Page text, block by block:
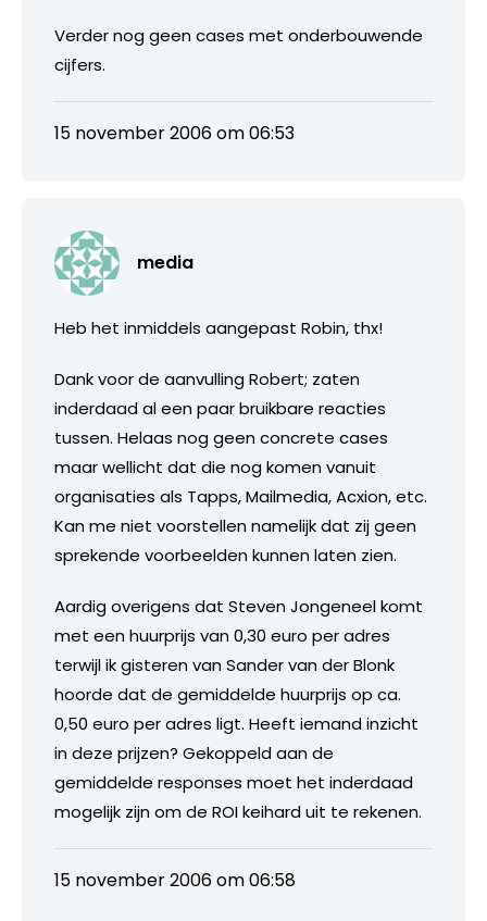
Verder nog geen cases met onderbouwende
cijfers.
15 november 2006 om 06:53
media
Heb het inmiddels aangepast Robin, thx!
Dank voor de aanvulling Robert; zaten
inderdaad al een paar bruikbare reacties
tussen. Helaas nog geen concrete cases
maar wellicht dat die nog komen vanuit
organisaties als Tapps, Mailmedia, Acxion, etc.
Kan me niet voorstellen namelijk dat zij geen
sprekende voorbeelden kunnen laten zien.
Aardig overigens dat Steven Jongeneel komt
met een huurprijs van 0,30 euro per adres
terwijl ik gisteren van Sander van der Blonk
hoorde dat de gemiddelde huurprijs op ca.
0,50 euro per adres ligt. Heeft iemand inzicht
in deze prijzen? Gekoppeld aan de
gemiddelde responses moet het inderdaad
mogelijk zijn om de ROI keihard uit te rekenen.
15 november 2006 om 06:58